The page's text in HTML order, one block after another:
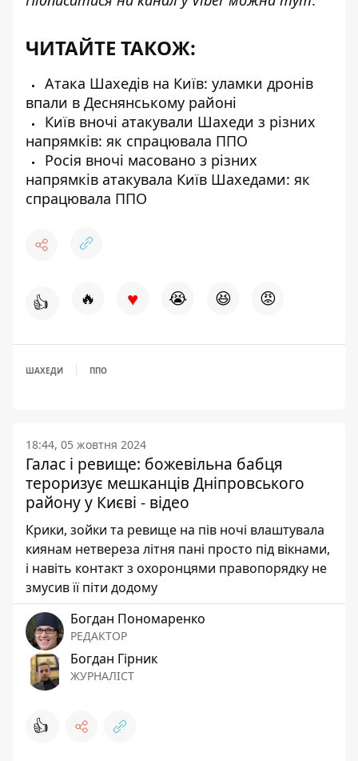
ЧИТАЙТЕ ТАКОЖ:
Атака Шахедів на Київ: уламки дронів
впали в Деснянському районі
Київ вночі атакували Шахеди з різних
напрямків: як спрацювала ППО
Росія вночі масовано з різних
напрямків атакувала Київ Шахедами: як
спрацювала ППО
👍 🔥 ♥ 😭 😆 😡
ШАХЕДИ ППО
18:44, 05 жовтня 2024
Галас і ревище: божевільна бабця
тероризує мешканців Дніпровського
району у Києві - відео
Крики, зойки та ревище на пів ночі влаштувала
киянам нетвереза літня пані просто під вікнами,
і навіть контакт з охоронцями правопорядку не
змусив її піти додому
Богдан Пономаренко
РЕДАКТОР
Богдан Гірник
ЖУРНАЛІСТ
👍